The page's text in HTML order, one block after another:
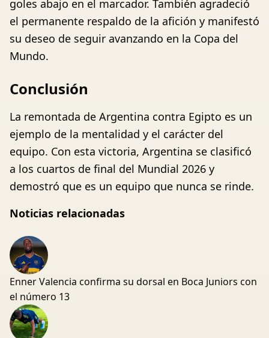
goles abajo en el marcador. También agradeció
el permanente respaldo de la afición y manifestó
su deseo de seguir avanzando en la Copa del
Mundo.
Conclusión
La remontada de Argentina contra Egipto es un
ejemplo de la mentalidad y el carácter del
equipo. Con esta victoria, Argentina se clasificó
a los cuartos de final del Mundial 2026 y
demostró que es un equipo que nunca se rinde.
Noticias relacionadas
Enner Valencia confirma su dorsal en Boca Juniors con
el número 13